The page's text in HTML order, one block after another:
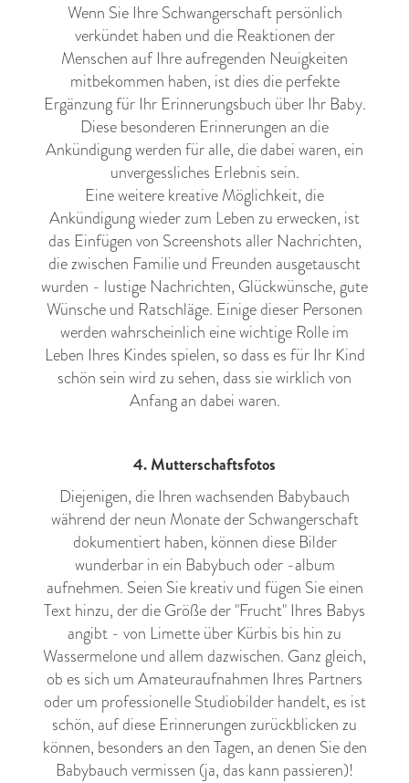
Wenn Sie Ihre Schwangerschaft persönlich
verkündet haben und die Reaktionen der
Menschen auf Ihre aufregenden Neuigkeiten
mitbekommen haben, ist dies die perfekte
Ergänzung für Ihr Erinnerungsbuch über Ihr Baby.
Diese besonderen Erinnerungen an die
Ankündigung werden für alle, die dabei waren, ein
unvergessliches Erlebnis sein.
Eine weitere kreative Möglichkeit, die
Ankündigung wieder zum Leben zu erwecken, ist
das Einfügen von Screenshots aller Nachrichten,
die zwischen Familie und Freunden ausgetauscht
wurden - lustige Nachrichten, Glückwünsche, gute
Wünsche und Ratschläge. Einige dieser Personen
werden wahrscheinlich eine wichtige Rolle im
Leben Ihres Kindes spielen, so dass es für Ihr Kind
schön sein wird zu sehen, dass sie wirklich von
Anfang an dabei waren.
4. Mutterschaftsfotos
Diejenigen, die Ihren wachsenden Babybauch
während der neun Monate der Schwangerschaft
dokumentiert haben, können diese Bilder
wunderbar in ein Babybuch oder -album
aufnehmen. Seien Sie kreativ und fügen Sie einen
Text hinzu, der die Größe der "Frucht" Ihres Babys
angibt - von Limette über Kürbis bis hin zu
Wassermelone und allem dazwischen. Ganz gleich,
ob es sich um Amateuraufnahmen Ihres Partners
oder um professionelle Studiobilder handelt, es ist
schön, auf diese Erinnerungen zurückblicken zu
können, besonders an den Tagen, an denen Sie den
Babybauch vermissen (ja, das kann passieren)!